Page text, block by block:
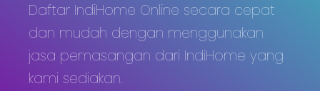
Daftar IndiHome Online secara cepat
dan mudah dengan menggunakan
jasa pemasangan dari IndiHome yang
kami sediakan.